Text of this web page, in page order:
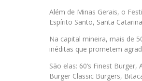
Além de Minas Gerais, o
Espírito Santo, Santa
Na capital mineira, mais de
inéditas que prometem
São elas: 60’s Finest
Burger Classic Burgers,